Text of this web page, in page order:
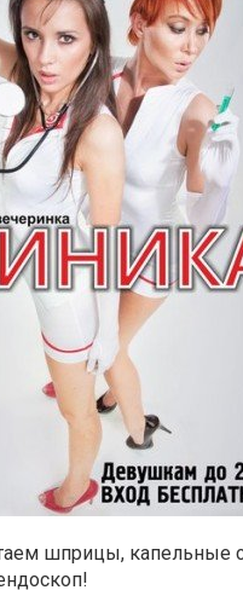
шприцы, капельные